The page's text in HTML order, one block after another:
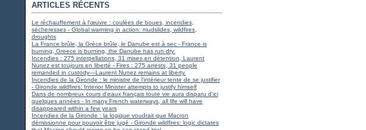
ARTICLES RÉCENTS
Le réchauffement à l'œuvre : coulées de boues, incendies,
sécheresses - Global warming in action: mudslides, wildfires,
droughts
La France brûle, la Grèce brûle, le Danube est à sec - France is
burning, Greece is burning, the Danube has run dry.
Incendies : 275 interpellations, 31 mises en détention, Laurent
Nunez est toujours en liberté - Fires : 275 arrests, 31 people
remanded in custody—Laurent Nunez remains at liberty.
Incendies de la Gironde : le ministre de l'intérieur tente de se justifier
- Gironde wildfires: Interior Minister attempts to justify himself
Dans de nombreux cours d'eaux français toute vie aura disparu d'ici
quelques années - In many French waterways, all life will have
disappeared within a few years
Incendies de la Gironde : la logique voudrait que Macron
démissionne pour pouvoir être jugé - Gironde wildfires: logic dictates